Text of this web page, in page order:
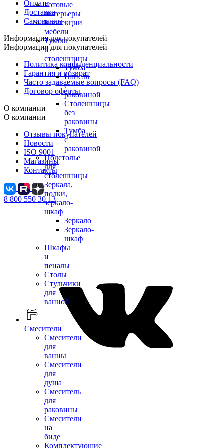
Готовые
интерьеры
Коллекции
мебели
Тумбы
и
столешницы
Тумба
Панель
с
раковиной
Столешницы
без
раковины
Тумба
с
раковиной
Подстолье
для
столешницы
Зеркала,
полки,
зеркало-
шкаф
Зеркало
Зеркало-
шкаф
Шкафы
и
пеналы
Столы
Стульчики
для
ванной
Смесители
Смесители
для
ванны
Смесители
для
душа
Смеситель
для
раковины
Смесители
на
биде
Комплектующие
Оплата
Доставка
Самовывоз
Информация для покупателей
Информация для покупателей
Политика конфиденциальности
Гарантия и возврат
Часто задаваемые вопросы (FAQ)
Договор оферты
О компании
О компании
Отзывы покупателей
Новости
ISO 9001
Магазины
Контакты
8 800 550 30 13